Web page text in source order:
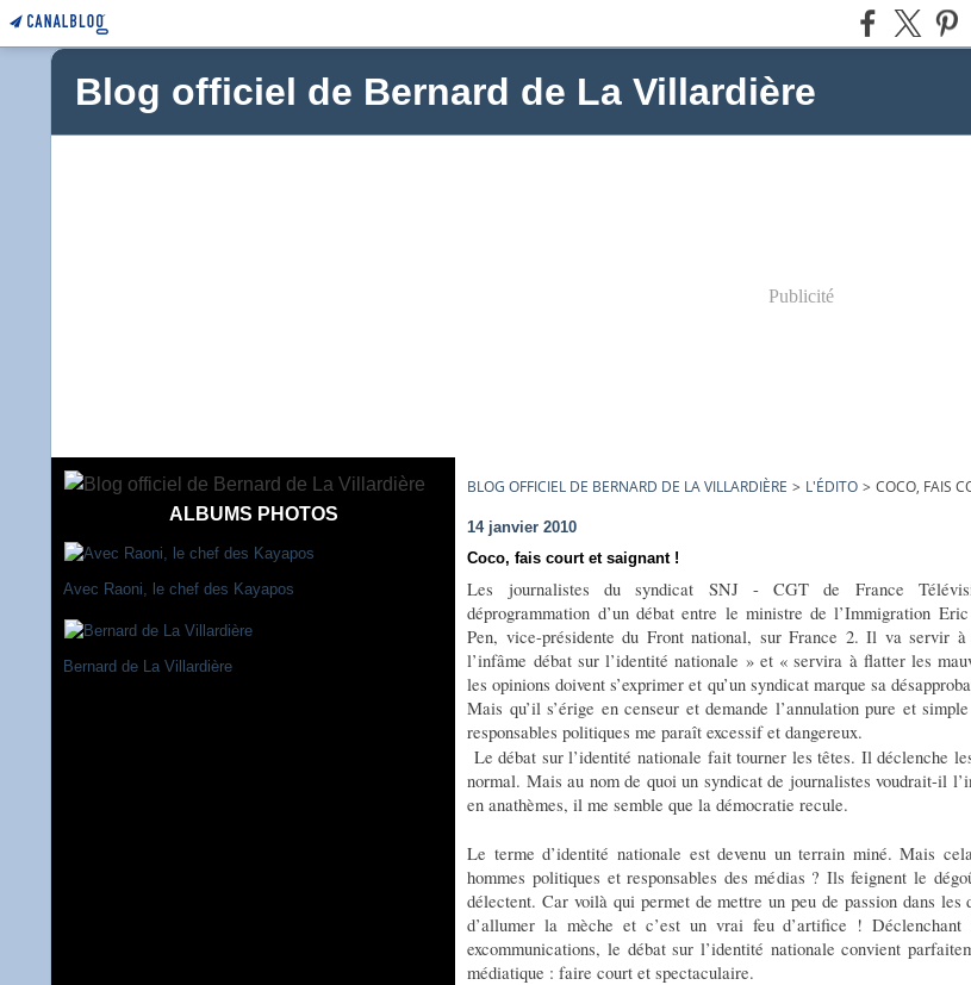
Blog officiel de Bernard de La Villardière
Publicité
ALBUMS PHOTOS
Avec Raoni, le chef des Kayapos
Bernard de La Villardière
BLOG OFFICIEL DE BERNARD DE LA VILLARDIÈRE > L'ÉDITO > COCO, FAIS
14 janvier 2010
Coco, fais court et saignant !
Les journalistes du syndicat SNJ - CGT de France
déprogrammation d’un débat entre le ministre de l’Immigration
Pen, vice-présidente du Front national, sur France 2. Il va servir
l’infâme débat sur l’identité nationale » et « servira à flatter les
les opinions doivent s’exprimer et qu’un syndicat marque sa
Mais qu’il s’érige en censeur et demande l’annulation pure et
responsables politiques me paraît excessif et dangereux.
Le débat sur l’identité nationale fait tourner les têtes. Il déclenche
normal. Mais au nom de quoi un syndicat de journalistes voudrait-il
en anathèmes, il me semble que la démocratie recule.
Le terme d’identité nationale est devenu un terrain miné. Mais
hommes politiques et responsables des médias ? Ils feignent le
délectent. Car voilà qui permet de mettre un peu de passion dans
d’allumer la mèche et c’est un vrai feu d’artifice ! Déclenchant
excommunications, le débat sur l’identité nationale convient
médiatique : faire court et spectaculaire.